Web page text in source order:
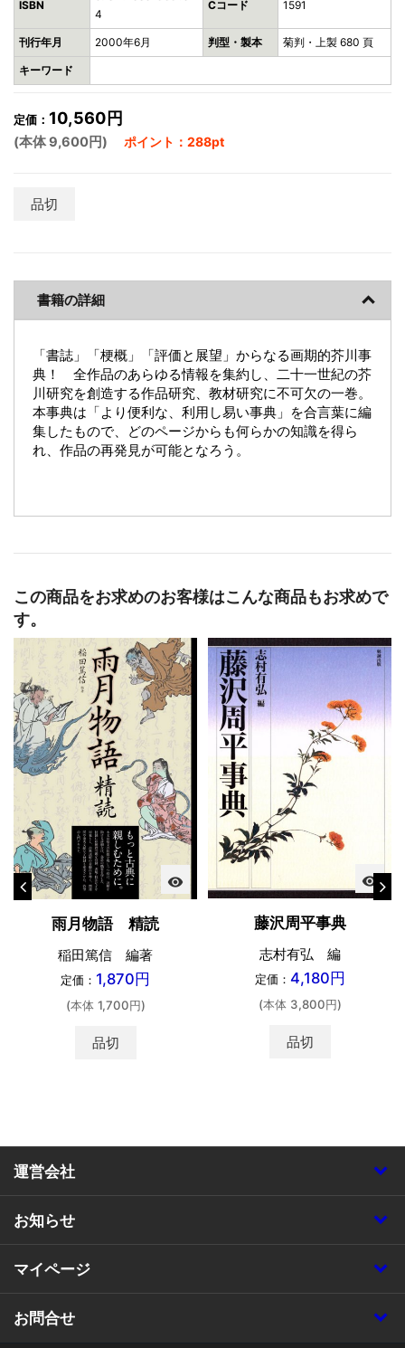
ISBN
4
Cコード 1591
刊行年月 2000年6月 判型・製本 菊判・上製 680 頁
キーワード
定価： 10,560円
(本体 9,600円) ポイント：288pt
品切
書籍の詳細
「書誌」「梗概」「評価と展望」からなる画期的芥川事
典！ 全作品のあらゆる情報を集約し、二十一世紀の芥
川研究を創造する作品研究、教材研究に不可欠の一巻。
本事典は「より便利な、利用し易い事典」を合言葉に編
集したもので、どのページからも何らかの知識を得ら
れ、作品の再発見が可能となろう。
この商品をお求めのお客様はこんな商品もお求めで
す。
visibility
雨月物語 精読
稲田篤信 編著
定価： 1,870円
(本体 1,700円)
品切
visibility
藤沢周平事典
志村有弘 編
定価： 4,180円
(本体 3,800円)
品切
運営会社
お知らせ
マイページ
お問合せ